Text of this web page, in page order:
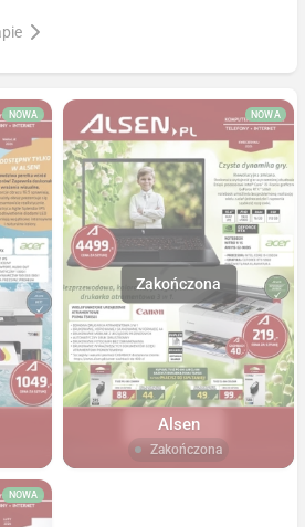
NOWA NOWA
Alsen
Zakończona
NOWA